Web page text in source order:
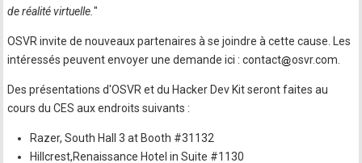
de réalité virtuelle."
OSVR invite de nouveaux partenaires à se joindre à cette cause. Les
intéressés peuvent envoyer une demande ici : contact
osvr.com.
Des présentations d'OSVR et du Hacker Dev Kit seront faites au
cours du CES aux endroits suivants :
Razer, South Hall 3 at Booth #31132
Hillcrest,Renaissance Hotel in Suite #1130